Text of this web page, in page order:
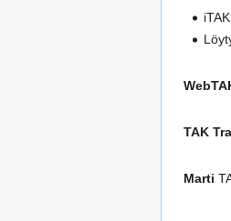
iTAK
TAK
Marti